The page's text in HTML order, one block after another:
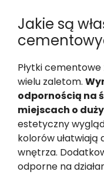
Jakie są
Płytki
wielu zaletom.
odpornością na
miejscach o
estetyczny
kolorów ułatwiają
wnętrza.
odporne na